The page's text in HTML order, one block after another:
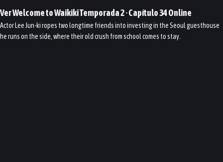
VerWelcome to WaikikiTemporada 2· Capítulo34Online
Actor Lee Jun-ki ropes two longtime friends into investing in the Seoul guesthouse
he runs on the side, where their old crush from school comes to stay.